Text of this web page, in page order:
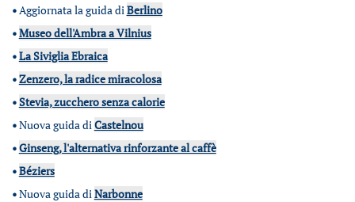
•Aggiornata la guida diBerlino
•Museo dell'Ambra a Vilnius
•La Siviglia Ebraica
•Zenzero, la radice miracolosa
•Stevia, zucchero senza calorie
•Nuova guida diCastelnou
•Ginseng, l'alternativa rinforzante al caffè
•Béziers
•Nuova guida diNarbonne